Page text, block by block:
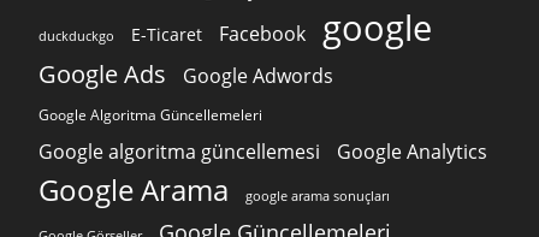
duckduckgo E-Ticaret Facebook google
Google Ads Google Adwords
Google Algoritma Güncellemeleri
Google algoritma güncellemesi Google Analytics
Google Arama google arama sonuçları